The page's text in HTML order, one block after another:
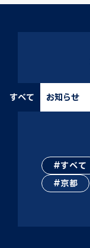
すべて お知らせ
すべて
京都